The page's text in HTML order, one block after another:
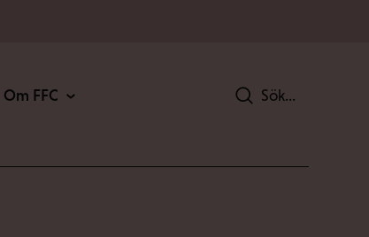
Om FFC Sök